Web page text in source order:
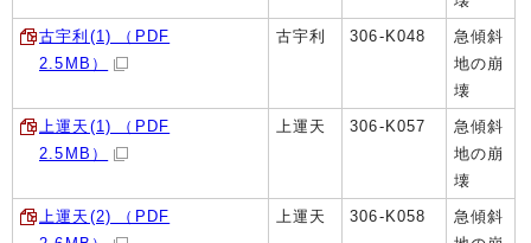
古宇利(1) （PDF
2.5MB）
古宇利 306-K048
急傾斜
地の崩
壊
上運天(1) （PDF
2.5MB）
上運天 306-K057
急傾斜
地の崩
壊
上運天(2) （PDF
上運天 306-K058
急傾斜